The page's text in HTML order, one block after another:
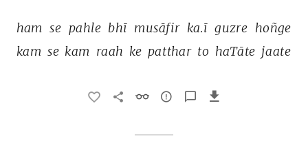
ham se pahle bhī musāfir ka.ī guzre hoñge
kam se kam raah ke patthar to haTāte jaate